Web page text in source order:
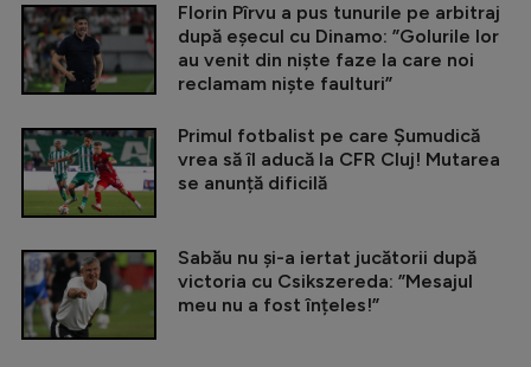
Florin Pîrvu a pus tunurile pe arbitraj
după eșecul cu Dinamo: ”Golurile lor
au venit din niște faze la care noi
reclamam niște faulturi”
Primul fotbalist pe care Șumudică
vrea să îl aducă la CFR Cluj! Mutarea
se anunță dificilă
Sabău nu și-a iertat jucătorii după
victoria cu Csikszereda: ”Mesajul
meu nu a fost înțeles!”